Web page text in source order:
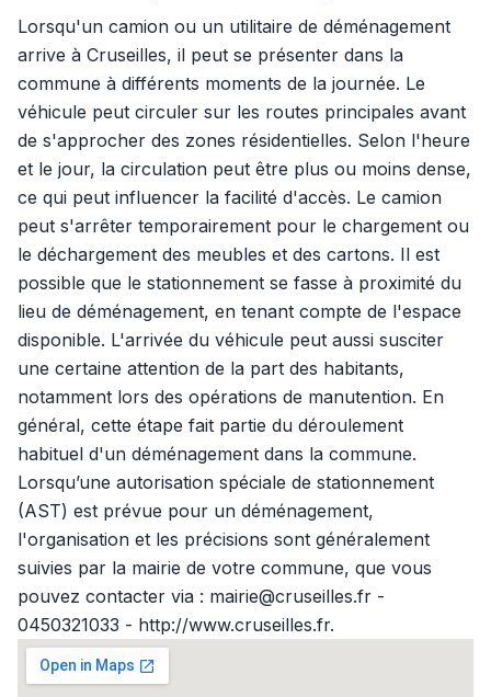
Lorsqu'un camion ou un utilitaire de déménagement
arrive à Cruseilles, il peut se présenter dans la
commune à différents moments de la journée. Le
véhicule peut circuler sur les routes principales avant
de s'approcher des zones résidentielles. Selon l'heure
et le jour, la circulation peut être plus ou moins dense,
ce qui peut influencer la facilité d'accès. Le camion
peut s'arrêter temporairement pour le chargement ou
le déchargement des meubles et des cartons. Il est
possible que le stationnement se fasse à proximité du
lieu de déménagement, en tenant compte de l'espace
disponible. L'arrivée du véhicule peut aussi susciter
une certaine attention de la part des habitants,
notamment lors des opérations de manutention. En
général, cette étape fait partie du déroulement
habituel d'un déménagement dans la commune.
Lorsqu’une autorisation spéciale de stationnement
(AST) est prévue pour un déménagement,
l'organisation et les précisions sont généralement
suivies par la mairie de votre commune, que vous
pouvez contacter via : mairie@cruseilles.fr -
0450321033 - http://www.cruseilles.fr.